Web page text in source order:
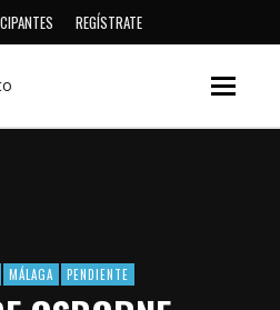
REGÍSTRATE
MÁLAGA PENDIENTE